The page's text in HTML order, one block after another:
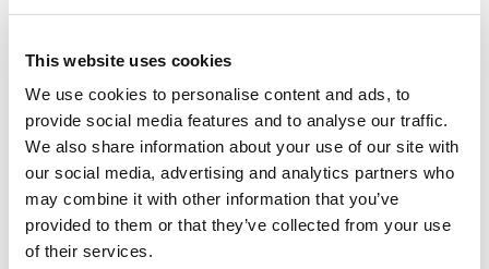
This website uses cookies
We use cookies to personalise content and ads, to
provide social media features and to analyse our traffic.
We also share information about your use of our site with
our social media, advertising and analytics partners who
may combine it with other information that you’ve
provided to them or that they’ve collected from your use
of their services.
ふわふわ触感で抱きごこちの良いたまご型なのでとっても癒され
キュートなデフォルメの「ふわたま」モンスターたちをぜひお求
●お手入れ方法 ～手洗い可能です!!～●
１．中性洗剤を溶かしたぬるま湯（30℃以下が目安）で全体をや
さしく押し洗いする。
２．タオルにくるんで水を吸い取るか、同じくタオルにくるんで
洗濯機で短時間で脱水する。
３．洗濯ネットに入れ、風通しの良い日陰で干す。